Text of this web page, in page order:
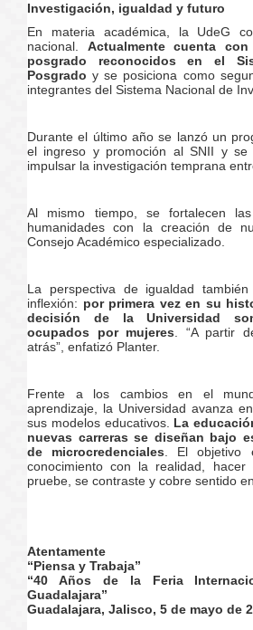
Investigación, igualdad y futuro
En materia académica, la UdeG
nacional. Actualmente cuenta
posgrado reconocidos en el
Posgrado y se posiciona como
integrantes del Sistema Nacional de
Durante el último año se lanzó un
el ingreso y promoción al SNII y se
impulsar la investigación temprana
Al mismo tiempo, se fortalecen
humanidades con la creación de
Consejo Académico especializado.
La perspectiva de igualdad
inflexión: por primera vez en su
decisión de la Universidad son
ocupados por mujeres . “A partir
atrás”, enfatizó Planter.
Frente a los cambios en el
aprendizaje, la Universidad avanza
sus modelos educativos. La
nuevas carreras se diseñan bajo
de microcredenciales . El objetivo
conocimiento con la realidad,
pruebe, se contraste y cobre sentido
Atentamente
“Piensa y Trabaja”
“40 Años de la Feria
Guadalajara”
Guadalajara, Jalisco, 5 de mayo de